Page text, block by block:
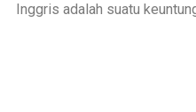
Inggris adalah suatu